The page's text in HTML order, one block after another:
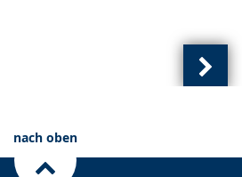
von
nach oben